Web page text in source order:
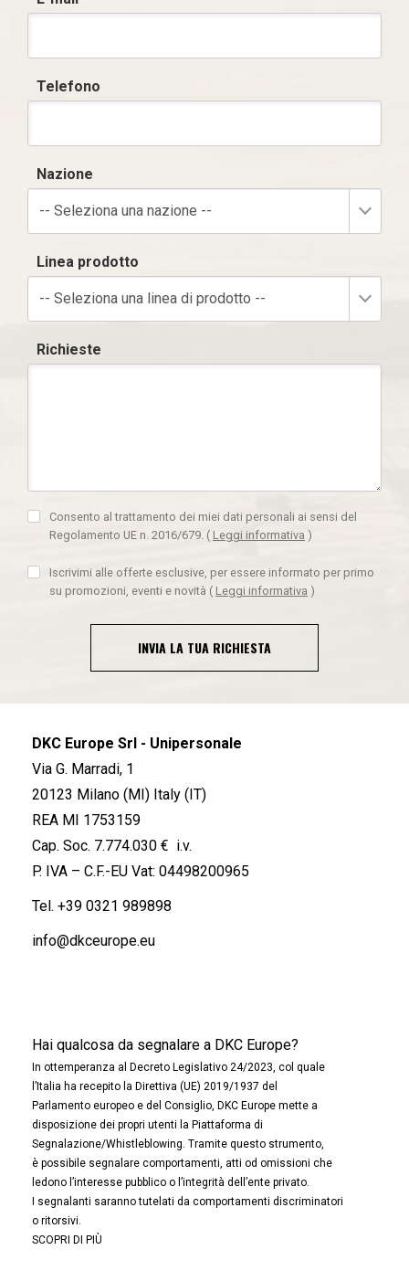
Telefono
Nazione
-- Seleziona una nazione --
Linea prodotto
-- Seleziona una linea di prodotto --
Richieste
Consento al trattamento dei miei dati personali ai sensi del
Regolamento UE n. 2016/679. ( Leggi informativa )
Iscrivimi alle offerte esclusive, per essere informato per primo
su promozioni, eventi e novità ( Leggi informativa )
INVIA LA TUA RICHIESTA
DKC Europe Srl - Unipersonale
Via G. Marradi, 1
20123 Milano (MI) Italy (IT)
REA MI 1753159
Cap. Soc. 7.774.030 € i.v.
P. IVA – C.F.-EU Vat: 04498200965
Tel. +39 0321 989898
info@dkceurope.eu
Hai qualcosa da segnalare a DKC Europe?
In ottemperanza al Decreto Legislativo 24/2023, col quale
l’Italia ha recepito la Direttiva (UE) 2019/1937 del
Parlamento europeo e del Consiglio, DKC Europe mette a
disposizione dei propri utenti la Piattaforma di
Segnalazione/Whistleblowing. Tramite questo strumento,
è possibile segnalare comportamenti, atti od omissioni che
ledono l’interesse pubblico o l’integrità dell’ente privato.
I segnalanti saranno tutelati da comportamenti discriminatori
o ritorsivi.
SCOPRI DI PIÙ